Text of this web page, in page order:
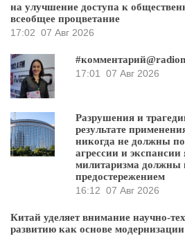
на улучшение доступа к
всеобщее процветание
17:02 07 Авг 2026
17:01
07 Авг 2026
Разрушения и
результате
никогда не должны
агрессии и экспансии
милитаризма должны
предостережением
16:12 07 Авг 2026
Китай уделяет внимание научно-
развитию как основе